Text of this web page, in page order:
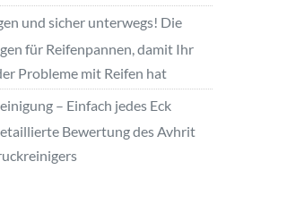
und sicher unterwegs! Die
für Reifenpannen, damit Ihr
Probleme mit Reifen hat
– Einfach jedes Eck
Bewertung des Avhrit